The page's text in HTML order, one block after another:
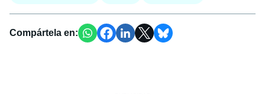
Compártela en: